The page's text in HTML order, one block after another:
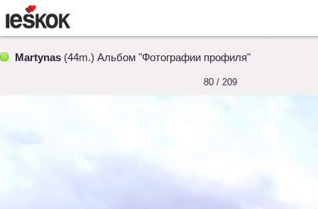
Martynas (44m.) Альбом "Фотографии профиля"
80 / 209